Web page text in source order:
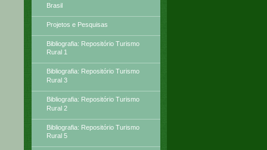
Brasil
Projetos e Pesquisas
Bibliografia: Repositório Turismo
Rural 1
Bibliografia: Repositório Turismo
Rural 3
Bibliografia: Repositório Turismo
Rural 2
Bibliografia: Repositório Turismo
Rural 5